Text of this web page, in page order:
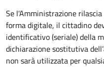
Se l'Amministrazione
forma digitale, il cittadino
identificativo (seriale) della
dichiarazione sostitutiva
non sarà utilizzata per